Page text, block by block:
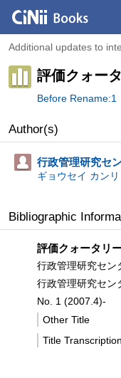
Additional updates to
評価クォー
Before Rename:1
Author(s)
行政管理研究セ
ギョウセイ カン
Bibliographic
評価クォータリ
行政管理研究セン
行政管理研究セン
No. 1 (2007.4)-
Other Title
Title Transcription